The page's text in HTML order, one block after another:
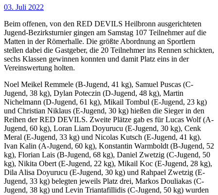
03. Juli 2022
Beim offenen, von den RED DEVILS Heilbronn ausgerichteten
Jugend-Bezirksturnier gingen am Samstag 107 Teilnehmer auf die
Matten in der Römerhalle. Die größte Abordnung an Sportlern
stellen dabei die Gastgeber, die 20 Teilnehmer ins Rennen schickten,
sechs Klassen gewinnen konnten und damit Platz eins in der
Vereinswertung holten.
Noel Meikel Remmele (B-Jugend, 41 kg), Samuel Puscas (C-
Jugend, 38 kg), Dylan Poteczin (D-Jugend, 48 kg), Martin
Nichelmann (D-Jugend, 61 kg), Mikail Tombul (E-Jugend, 23 kg)
und Christian Niklaus (E-Jugend, 30 kg) hießen die Sieger in den
Reihen der RED DEVILS. Zweite Plätze gab es für Lucas Wolf (A-
Jugend, 60 kg), Loran Liam Doyurucu (E-Jugend, 30 kg), Cenk
Meral (E-Jugend, 33 kg) und Nicolas Kutsch (E-Jugend, 41 kg).
Ivan Kalin (A-Jugend, 60 kg), Konstantin Warmboldt (B-Jugend, 52
kg), Florian Lais (B-Jugend, 68 kg), Daniel Zwetzig (C-Jugend, 50
kg), Nikita Obert (E-Jugend, 22 kg), Mikail Koc (E-Jugend, 28 kg),
Dila Alisa Doyurucu (E-Jugend, 30 kg) und Rahpael Zwetzig (E-
Jugend, 33 kg) belegten jeweils Platz drei, Markos Douliakas (C-
Jugend, 38 kg) und Levin Triantafillidis (C-Jugend, 50 kg) wurden